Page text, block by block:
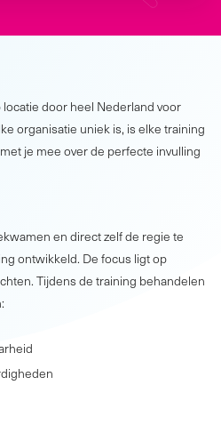
door heel Nederland voor
organisatie uniek is, is elke training
je mee over de perfecte invulling
en direct zelf de regie te
ontwikkeld. De focus ligt op
Tijdens de training behandelen